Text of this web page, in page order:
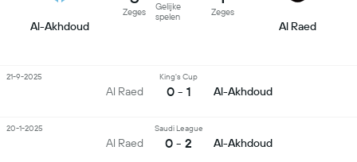
Al-Akhdoud
Zeges
Gelijke
spelen
Zeges
Al Raed
Al Raed
King's Cup
0 - 1 Al-Akhdoud
21-9-2025
Al Raed
Saudi League
0 - 2 Al-Akhdoud
20-1-2025